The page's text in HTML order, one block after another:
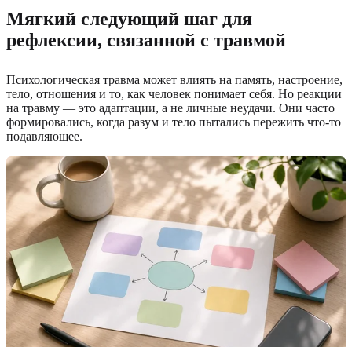
Мягкий следующий шаг для
рефлексии, связанной с травмой
Психологическая травма может влиять на память, настроение,
тело, отношения и то, как человек понимает себя. Но реакции
на травму — это адаптации, а не личные неудачи. Они часто
формировались, когда разум и тело пытались пережить что-то
подавляющее.